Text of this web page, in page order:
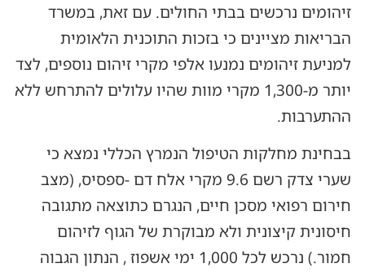
זיהומים נרכשים בבתי החולים. עם זאת, במשרד
הבריאות מציינים כי בזכות התוכנית הלאומית
למניעת זיהומים נמנעו אלפי מקרי זיהום נוספים, לצד
יותר מ-1,300 מקרי מוות שהיו עלולים להתרחש ללא
ההתערבות.
בבחינת מחלקות הטיפול הנמרץ הכללי נמצא כי
שערי צדק רשם 9.6 מקרי אלח דם -ספסיס, (מצב
חירום רפואי מסכן חיים, הנגרם כתוצאה מתגובה
חיסונית קיצונית ולא מבוקרת של הגוף לזיהום
חמור.) נרכש לכל 1,000 ימי אשפוז , הנתון הגבוה